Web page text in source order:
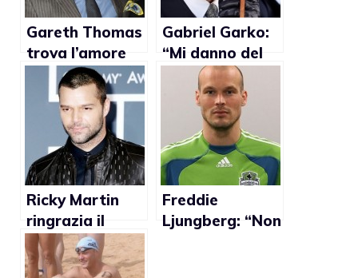
Gareth Thomas
trova l’amore
con Sean Smith
Gabriel Garko:
“Mi danno del
gay? Vuol dire
che sono un
Ricky Martin
ringrazia il
fidanzato e la
famiglia dopo
Freddie
Ljungberg: “Non